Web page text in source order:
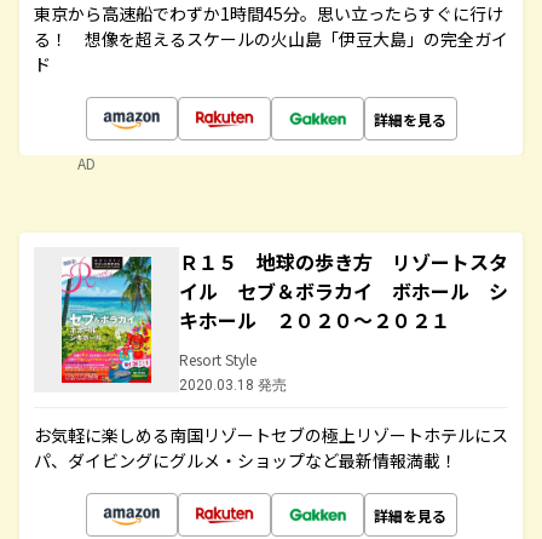
東京から高速船でわずか1時間45分。思い立ったらすぐに行け
る！ 想像を超えるスケールの火山島「伊豆大島」の完全ガイ
ド
詳細を見る
AD
Ｒ１５ 地球の歩き方 リゾートスタ
イル セブ＆ボラカイ ボホール シ
キホール ２０２０～２０２１
Resort Style
2020.03.18 発売
お気軽に楽しめる南国リゾートセブの極上リゾートホテルにス
パ、ダイビングにグルメ・ショップなど最新情報満載！
詳細を見る